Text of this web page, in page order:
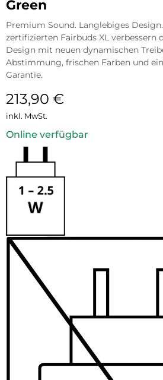
Green
Premium Sound. Langlebiges
zertifizierten Fairbuds XL verbessern
Design mit neuen dynamischen
Abstimmung, frischen Farben und
Garantie.
213,90 €
inkl. MwSt.
Online verfügbar